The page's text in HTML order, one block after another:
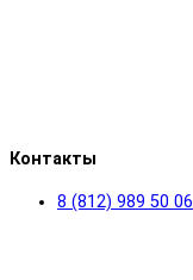
Контакты
8 (812) 989 50 06